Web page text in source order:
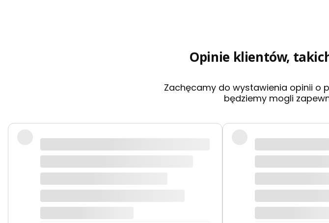
Opinie klientów,
Zachęcamy do wystawienia opinii o
będziemy mogli
Miła obsługa która wie co sprzedaje i doradzi Dobry kontakt sprawna
Kasia Wal...